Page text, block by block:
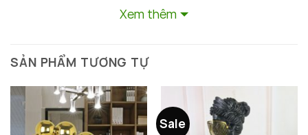
thạch, tượng mang lại vẻ đẹp bền bỉ, sang trọng và
Xem thêm
SẢN PHẨM TƯƠNG TỰ
Sale